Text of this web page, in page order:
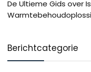
De Ultieme Gids over
Berichtcategorie